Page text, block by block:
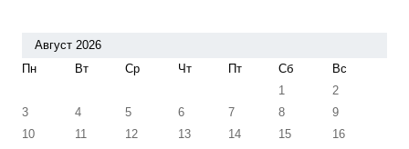
Август 2026
Пн
Вт Ср Чт Пт Сб
Вс
1
2
3
4 5 6 7 8
9
10
11 12 13 14 15
16